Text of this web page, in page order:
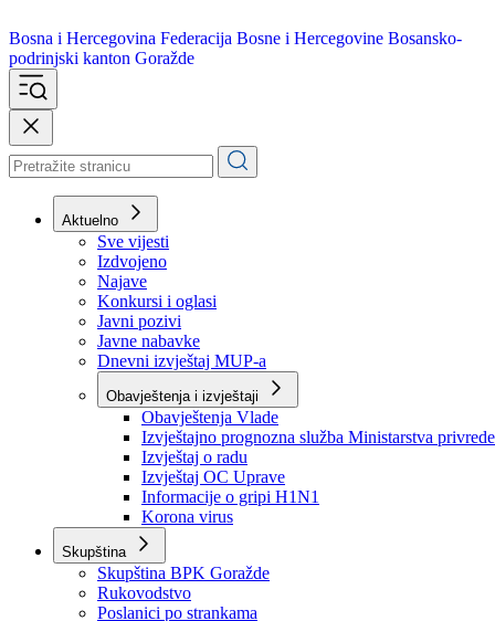
Bosna i Hercegovina
podrinjski kanton Goražde
Aktuelno
Sve vijesti
Izdvojeno
Najave
Konkursi i oglasi
Javni pozivi
Javne nabavke
Dnevni izvještaj MUP-a
Obavještenja i izvještaji
Obavještenja Vlade
Izvještajno prognozna služba Ministarstva privrede
Izvještaj o radu
Izvještaj OC Uprave
Informacije o gripi H1N1
Korona virus
Skupština